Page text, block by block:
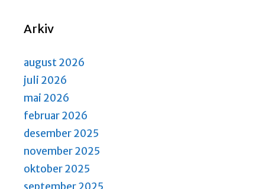
Arkiv
august 2026
juli 2026
mai 2026
februar 2026
desember 2025
november 2025
oktober 2025